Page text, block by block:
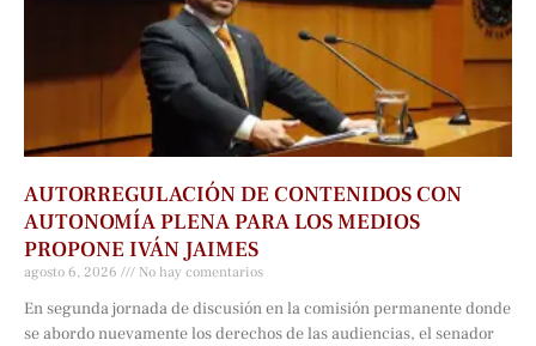
AUTORREGULACIÓN DE CONTENIDOS CON
AUTONOMÍA PLENA PARA LOS MEDIOS
PROPONE IVÁN JAIMES
agosto 6, 2026 No hay comentarios
En segunda jornada de discusión en la comisión permanente donde
se abordo nuevamente los derechos de las audiencias, el senador